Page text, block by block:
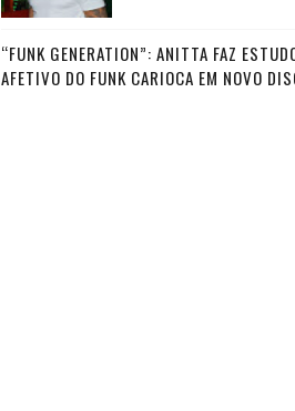
“FUNK GENERATION”: ANITTA FAZ
AFETIVO DO FUNK CARIOCA EM NOVO